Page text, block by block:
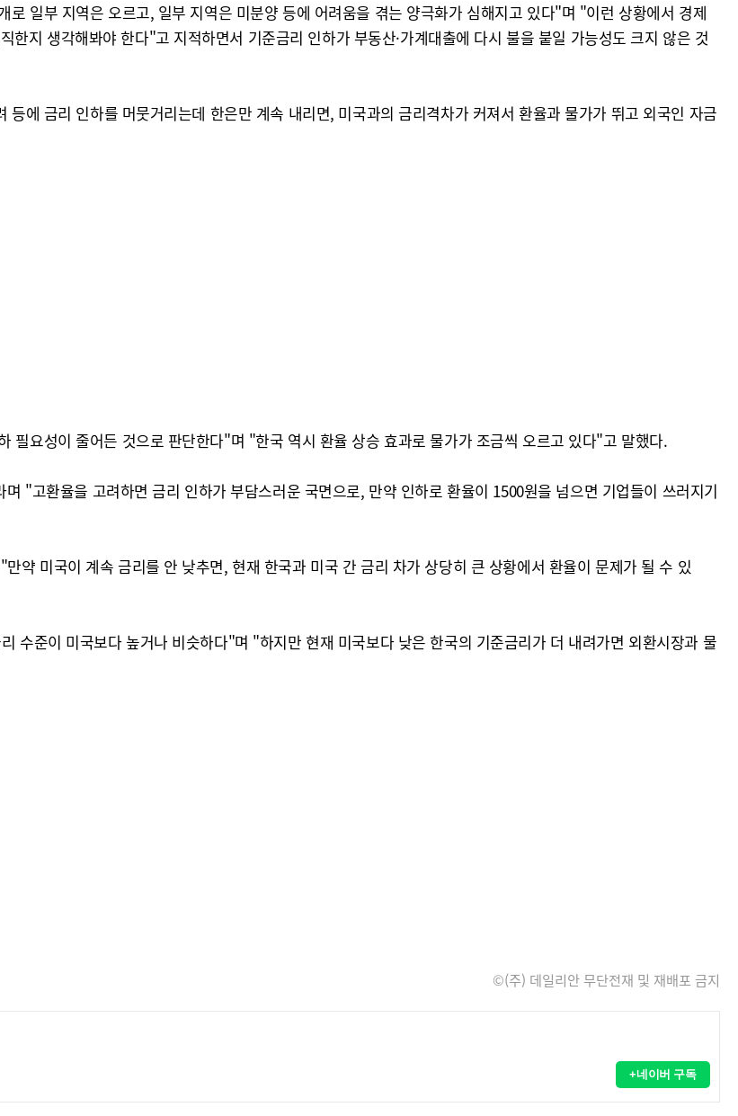
일부 지역은 오르고, 일부 지역은 미분양 등에 어려움을 겪는 양극화가 심해지고 있다"며 "이런 상황에서 경제
한지 생각해봐야 한다"고 지적하면서 기준금리 인하가 부동산·가계대출에 다시 불을 붙일 가능성도 크지 않은 것
에 금리 인하를 머뭇거리는데 한은만 계속 내리면, 미국과의 금리격차가 커져서 환율과 물가가 뛰고 외국인 자금
필요성이 줄어든 것으로 판단한다"며 "한국 역시 환율 상승 효과로 물가가 조금씩 오르고 있다"고 말했다.
"고환율을 고려하면 금리 인하가 부담스러운 국면으로, 만약 인하로 환율이 1500원을 넘으면 기업들이 쓰러지기
약 미국이 계속 금리를 안 낮추면, 현재 한국과 미국 간 금리 차가 상당히 큰 상황에서 환율이 문제가 될 수 있
수준이 미국보다 높거나 비슷하다"며 "하지만 현재 미국보다 낮은 한국의 기준금리가 더 내려가면 외환시장과 물
©(주) 데일리안 무단전재 및 재배포 금지
+네이버 구독